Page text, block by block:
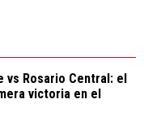
vs Rosario Central: el
victoria en el